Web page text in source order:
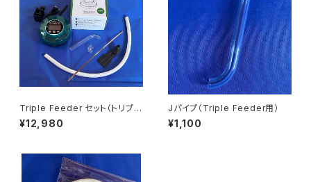
Triple Feeder セット（トリプル
フィーダーセット）小鳥用体重管
理フードタイマー
¥12,980
Jパイプ（Triple Feeder用）
¥1,100